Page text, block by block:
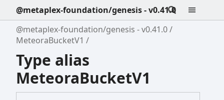
@metaplex-foundation/genesis - v0.41.0
@metaplex-foundation/genesis - v0.41.0
MeteoraBucketV1
Type alias
MeteoraBucketV1